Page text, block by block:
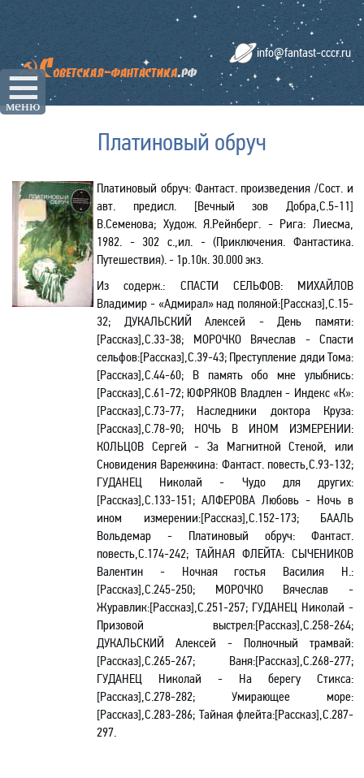
☰
меню
info@fantast-cccr.ru
Платиновый обруч
Платиновый обруч: Фантаст. произведения /Сост. и
авт. предисл. [Вечный зов Добра,С.5-11]
В.Семенова; Худож. Я.Рейнберг. - Рига: Лиесма,
1982. - 302 с.,ил. - (Приключения. Фантастика.
Путешествия). - 1р.10к. 30.000 экз.
Из содерж.: СПАСТИ СЕЛЬФОВ: МИХАЙЛОВ
Владимир - «Адмирал» над поляной:[Рассказ],С.15-
32; ДУКАЛЬСКИЙ Алексей - День памяти:
[Рассказ],С.33-38; МОРОЧКО Вячеслав - Спасти
сельфов:[Рассказ],С.39-43; Преступление дяди Тома:
[Рассказ],С.44-60; В память обо мне улыбнись:
[Рассказ],С.61-72; ЮФРЯКОВ Владлен - Индекс «К»:
[Рассказ],С.73-77; Наследники доктора Круза:
[Рассказ],С.78-90; НОЧЬ В ИНОМ ИЗМЕРЕНИИ:
КОЛЬЦОВ Сергей - За Магнитной Стеной, или
Сновидения Варежкина: Фантаст. повесть,С.93-132;
ГУДАНЕЦ Николай - Чудо для других:
[Рассказ],С.133-151; АЛФЕРОВА Любовь - Ночь в
ином измерении:[Рассказ],С.152-173; БААЛЬ
Вольдемар - Платиновый обруч: Фантаст.
повесть,С.174-242; ТАЙНАЯ ФЛЕЙТА: СЫЧЕНИКОВ
Валентин - Ночная гостья Василия Н.:
[Рассказ],С.245-250; МОРОЧКО Вячеслав -
Журавлик:[Рассказ],С.251-257; ГУДАНЕЦ Николай -
Призовой выстрел:[Рассказ],С.258-264;
ДУКАЛЬСКИЙ Алексей - Полночный трамвай:
[Рассказ],С.265-267; Ваня:[Рассказ],С.268-277;
ГУДАНЕЦ Николай - На берегу Стикса:
[Рассказ],С.278-282; Умирающее море:
[Рассказ],С.283-286; Тайная флейта:[Рассказ],С.287-
297.